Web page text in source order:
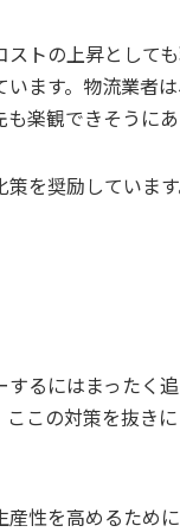
トの上昇として
ます。物流業者
楽観できそうにあ
を奨励しています
するにはまった
この対策を抜き
性を高めるため